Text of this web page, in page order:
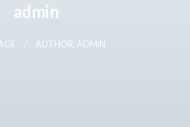
admin
AUTHOR: ADMIN